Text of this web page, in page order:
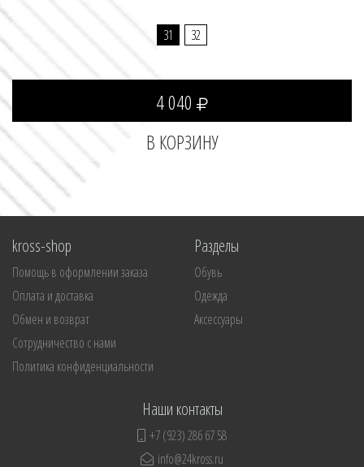
31 32
4 040
kross-shop
Помощь в оформлении заказа
Оплата и доставка
Обмен и возврат
Сотрудничество с нами
Политика конфиденциальности
Разделы
Обувь
Одежда
Аксессуары
Наши контакты
+7 (923) 286 67 58
info@24kross.ru